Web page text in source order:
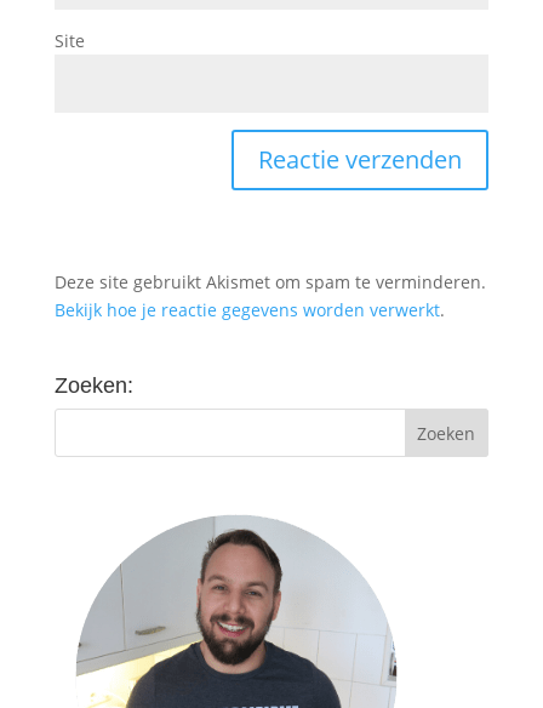
Site
Deze site gebruikt Akismet om spam te verminderen.
Bekijk hoe je reactie gegevens worden verwerkt.
Zoeken: